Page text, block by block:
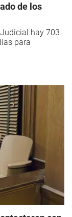
de los
hay 703
para